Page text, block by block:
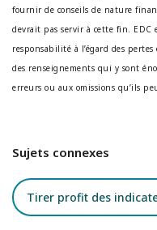
fournir de conseils de nature
devrait pas servir à cette fin. EDC
responsabilité à l’égard des
des renseignements qui y sont
erreurs ou aux omissions qu’ils
Sujets connexes
Tirer profit des